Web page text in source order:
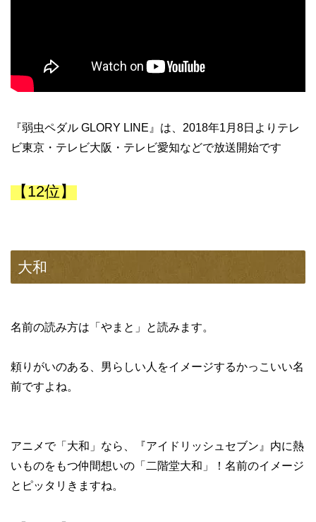
『弱虫ペダル GLORY LINE』は、2018年1月8日よりテレ
ビ東京・テレビ大阪・テレビ愛知などで放送開始です
【12位】
大和
名前の読み方は「やまと」と読みます。
頼りがいのある、男らしい人をイメージするかっこいい名
前ですよね。
アニメで「大和」なら、『アイドリッシュセブン』内に熱
いものをもつ仲間想いの「二階堂大和」！名前のイメージ
とピッタリきますね。